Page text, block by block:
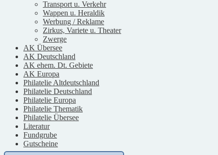
Transport u. Verkehr
Wappen u. Heraldik
Werbung / Reklame
Zirkus, Variete u. Theater
Zwerge
AK Übersee
AK Deutschland
AK ehem. Dt. Gebiete
AK Europa
Philatelie Altdeutschland
Philatelie Deutschland
Philatelie Europa
Philatelie Thematik
Philatelie Übersee
Literatur
Fundgrube
Gutscheine